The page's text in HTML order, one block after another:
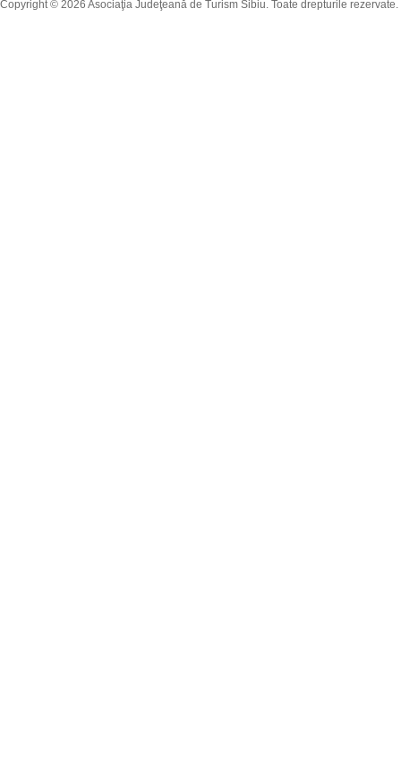
Copyright © 2026 Asociaţia Judeţeană de Turism Sibiu. Toate drepturile rezervate.